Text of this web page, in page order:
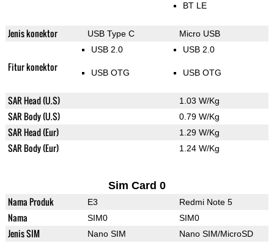
BT LE
Jenis konektor USB Type C Micro USB
Fitur konektor
USB 2.0
USB OTG
USB 2.0
USB OTG
SAR Head (U.S) 1.03 W/Kg
SAR Body (U.S) 0.79 W/Kg
SAR Head (Eur) 1.29 W/Kg
SAR Body (Eur) 1.24 W/Kg
Sim Card 0
Nama Produk E3 Redmi Note 5
Nama SIM0 SIM0
Jenis SIM Nano SIM Nano SIM/MicroSD